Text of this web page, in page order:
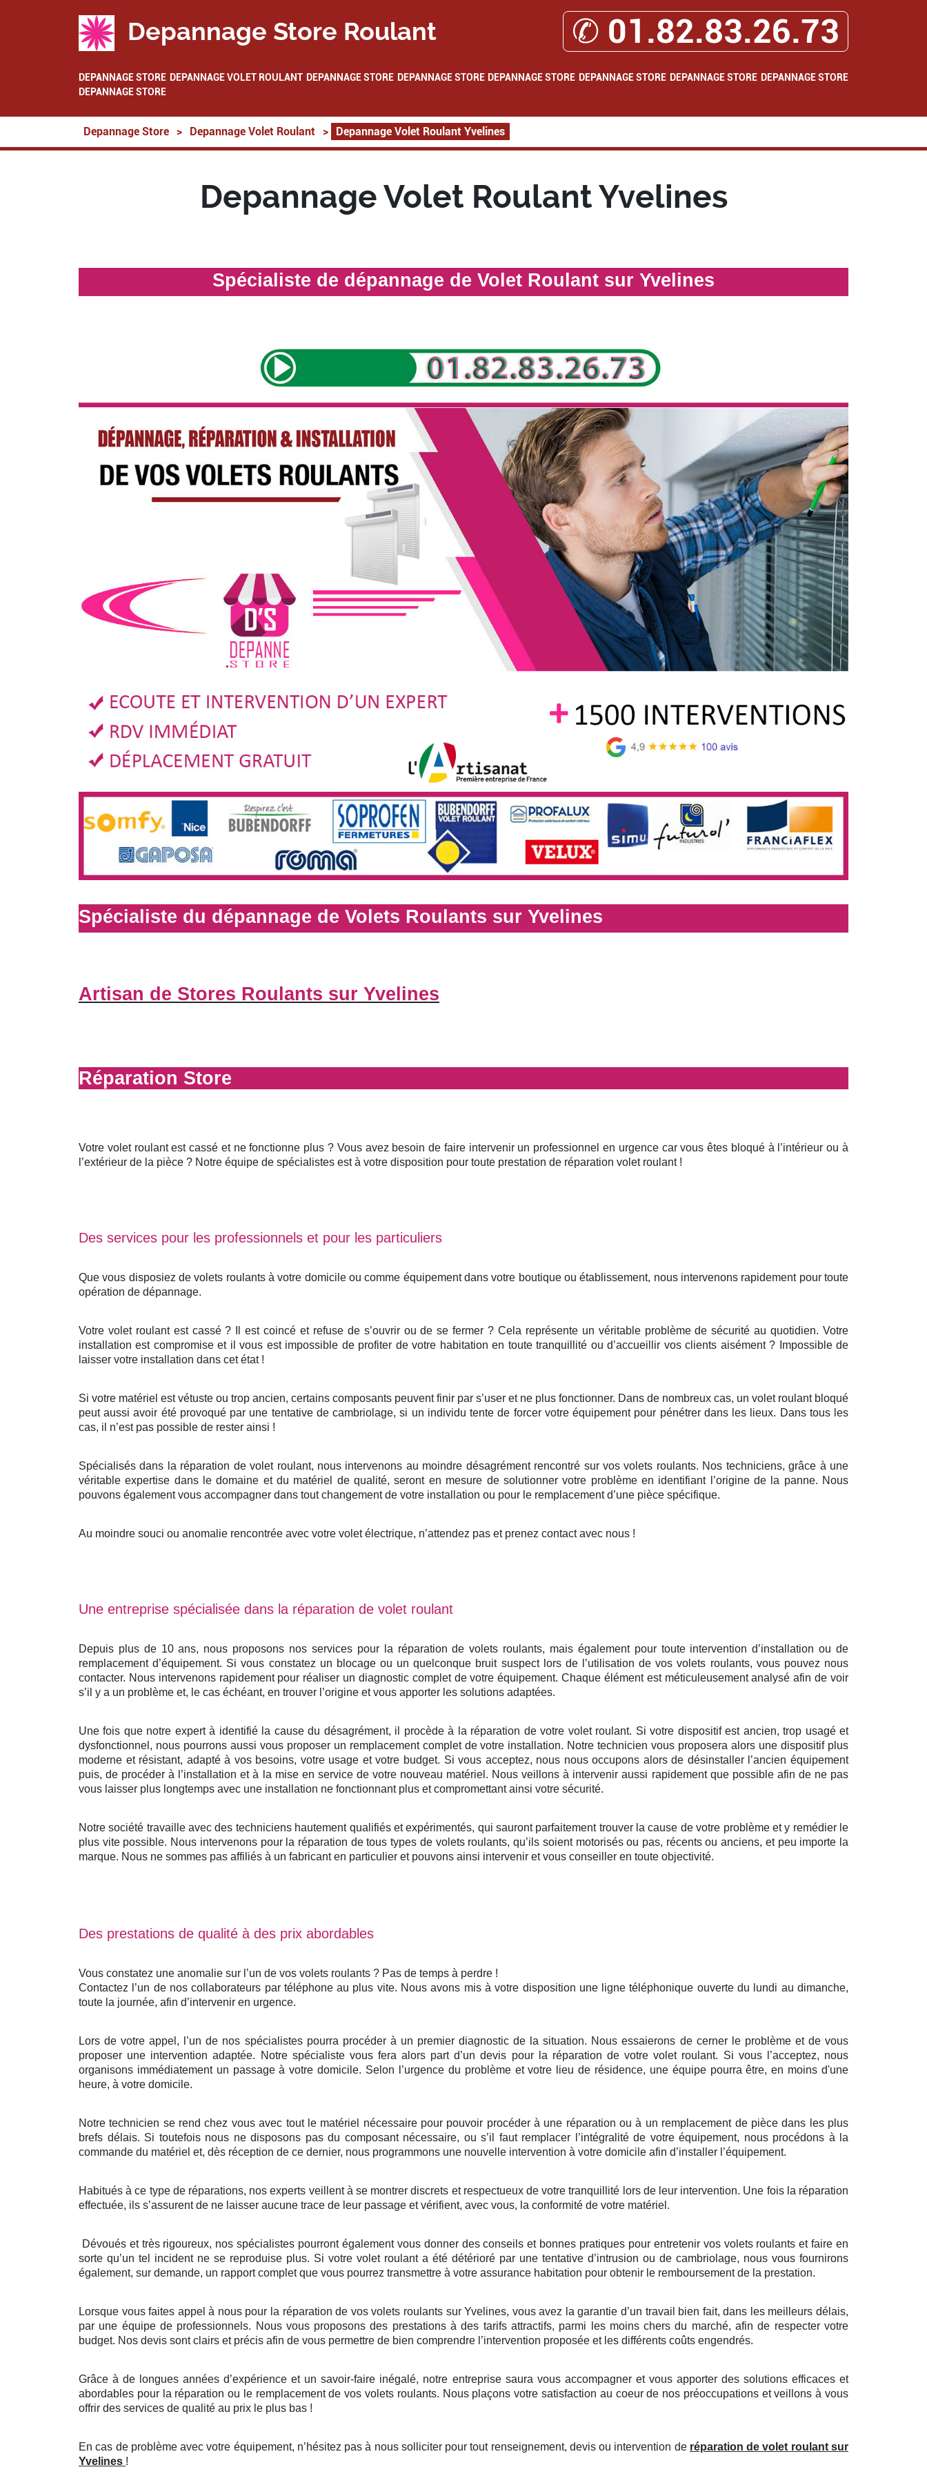
Depannage Store Roulant ✆ 01.82.83.26.73
DEPANNAGE STORE DEPANNAGE VOLET ROULANT DEPANNAGE STORE DEPANNAGE STORE DEPANNAGE STORE DEPANNAGE STORE DEPANNAGE STORE DEPANNAGE STORE
DEPANNAGE STORE
Depannage Store > Depannage Volet Roulant > Depannage Volet Roulant Yvelines
Depannage Volet Roulant Yvelines
Spécialiste de dépannage de Volet Roulant sur Yvelines
Spécialiste du dépannage de Volets Roulants sur Yvelines
Artisan de Stores Roulants sur Yvelines
Réparation Store
Votre volet roulant est cassé et ne fonctionne plus ? Vous avez besoin de faire intervenir un professionnel en urgence car vous êtes bloqué à l’intérieur ou à
l’extérieur de la pièce ? Notre équipe de spécialistes est à votre disposition pour toute prestation de réparation volet roulant !
Des services pour les professionnels et pour les particuliers
Que vous disposiez de volets roulants à votre domicile ou comme équipement dans votre boutique ou établissement, nous intervenons rapidement pour toute
opération de dépannage.
Votre volet roulant est cassé ? Il est coincé et refuse de s’ouvrir ou de se fermer ? Cela représente un véritable problème de sécurité au quotidien. Votre
installation est compromise et il vous est impossible de profiter de votre habitation en toute tranquillité ou d’accueillir vos clients aisément ? Impossible de
laisser votre installation dans cet état !
Si votre matériel est vétuste ou trop ancien, certains composants peuvent finir par s’user et ne plus fonctionner. Dans de nombreux cas, un volet roulant bloqué
peut aussi avoir été provoqué par une tentative de cambriolage, si un individu tente de forcer votre équipement pour pénétrer dans les lieux. Dans tous les
cas, il n’est pas possible de rester ainsi !
Spécialisés dans la réparation de volet roulant, nous intervenons au moindre désagrément rencontré sur vos volets roulants. Nos techniciens, grâce à une
véritable expertise dans le domaine et du matériel de qualité, seront en mesure de solutionner votre problème en identifiant l’origine de la panne. Nous
pouvons également vous accompagner dans tout changement de votre installation ou pour le remplacement d’une pièce spécifique.
Au moindre souci ou anomalie rencontrée avec votre volet électrique, n’attendez pas et prenez contact avec nous !
Une entreprise spécialisée dans la réparation de volet roulant
Depuis plus de 10 ans, nous proposons nos services pour la réparation de volets roulants, mais également pour toute intervention d’installation ou de
remplacement d’équipement. Si vous constatez un blocage ou un quelconque bruit suspect lors de l’utilisation de vos volets roulants, vous pouvez nous
contacter. Nous intervenons rapidement pour réaliser un diagnostic complet de votre équipement. Chaque élément est méticuleusement analysé afin de voir
s’il y a un problème et, le cas échéant, en trouver l’origine et vous apporter les solutions adaptées.
Une fois que notre expert à identifié la cause du désagrément, il procède à la réparation de votre volet roulant. Si votre dispositif est ancien, trop usagé et
dysfonctionnel, nous pourrons aussi vous proposer un remplacement complet de votre installation. Notre technicien vous proposera alors une dispositif plus
moderne et résistant, adapté à vos besoins, votre usage et votre budget. Si vous acceptez, nous nous occupons alors de désinstaller l’ancien équipement
puis, de procéder à l’installation et à la mise en service de votre nouveau matériel. Nous veillons à intervenir aussi rapidement que possible afin de ne pas
vous laisser plus longtemps avec une installation ne fonctionnant plus et compromettant ainsi votre sécurité.
Notre société travaille avec des techniciens hautement qualifiés et expérimentés, qui sauront parfaitement trouver la cause de votre problème et y remédier le
plus vite possible. Nous intervenons pour la réparation de tous types de volets roulants, qu’ils soient motorisés ou pas, récents ou anciens, et peu importe la
marque. Nous ne sommes pas affiliés à un fabricant en particulier et pouvons ainsi intervenir et vous conseiller en toute objectivité.
Des prestations de qualité à des prix abordables
Vous constatez une anomalie sur l’un de vos volets roulants ? Pas de temps à perdre !
Contactez l’un de nos collaborateurs par téléphone au plus vite. Nous avons mis à votre disposition une ligne téléphonique ouverte du lundi au dimanche,
toute la journée, afin d’intervenir en urgence.
Lors de votre appel, l’un de nos spécialistes pourra procéder à un premier diagnostic de la situation. Nous essaierons de cerner le problème et de vous
proposer une intervention adaptée. Notre spécialiste vous fera alors part d’un devis pour la réparation de votre volet roulant. Si vous l’acceptez, nous
organisons immédiatement un passage à votre domicile. Selon l’urgence du problème et votre lieu de résidence, une équipe pourra être, en moins d'une
heure, à votre domicile.
Notre technicien se rend chez vous avec tout le matériel nécessaire pour pouvoir procéder à une réparation ou à un remplacement de pièce dans les plus
brefs délais. Si toutefois nous ne disposons pas du composant nécessaire, ou s’il faut remplacer l’intégralité de votre équipement, nous procédons à la
commande du matériel et, dès réception de ce dernier, nous programmons une nouvelle intervention à votre domicile afin d’installer l’équipement.
Habitués à ce type de réparations, nos experts veillent à se montrer discrets et respectueux de votre tranquillité lors de leur intervention. Une fois la réparation
effectuée, ils s’assurent de ne laisser aucune trace de leur passage et vérifient, avec vous, la conformité de votre matériel.
Dévoués et très rigoureux, nos spécialistes pourront également vous donner des conseils et bonnes pratiques pour entretenir vos volets roulants et faire en
sorte qu’un tel incident ne se reproduise plus. Si votre volet roulant a été détérioré par une tentative d’intrusion ou de cambriolage, nous vous fournirons
également, sur demande, un rapport complet que vous pourrez transmettre à votre assurance habitation pour obtenir le remboursement de la prestation.
Lorsque vous faites appel à nous pour la réparation de vos volets roulants sur Yvelines, vous avez la garantie d’un travail bien fait, dans les meilleurs délais,
par une équipe de professionnels. Nous vous proposons des prestations à des tarifs attractifs, parmi les moins chers du marché, afin de respecter votre
budget. Nos devis sont clairs et précis afin de vous permettre de bien comprendre l’intervention proposée et les différents coûts engendrés.
Grâce à de longues années d’expérience et un savoir-faire inégalé, notre entreprise saura vous accompagner et vous apporter des solutions efficaces et
abordables pour la réparation ou le remplacement de vos volets roulants. Nous plaçons votre satisfaction au coeur de nos préoccupations et veillons à vous
offrir des services de qualité au prix le plus bas !
En cas de problème avec votre équipement, n’hésitez pas à nous solliciter pour tout renseignement, devis ou intervention de réparation de volet roulant sur
Yvelines !